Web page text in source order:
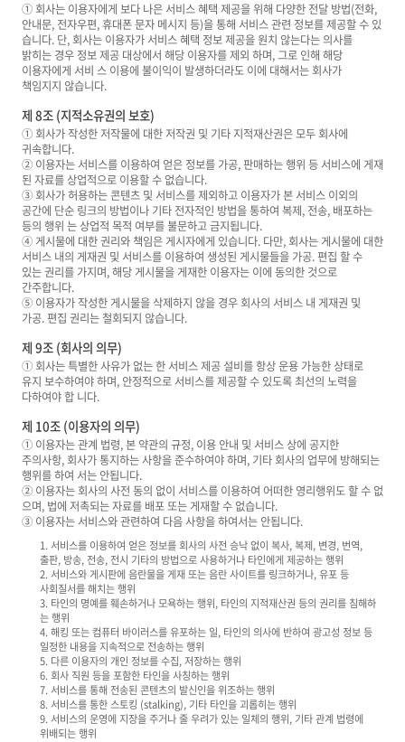
① 회사는 이용자에게 보다 나은 서비스 혜택 제공을 위해 다양한 전달 방법(전화,
안내문, 전자우편, 휴대폰 문자 메시지 등)을 통해 서비스 관련 정보를 제공할 수 있
습니다. 단, 회사는 이용자가 서비스 혜택 정보 제공을 원치 않는다는 의사를
밝히는 경우 정보 제공 대상에서 해당 이용자를 제외 하며, 그로 인해 해당
이용자에게 서비 스 이용에 불이익이 발생하더라도 이에 대해서는 회사가
책임지지 않습니다.
제 8조 (지적소유권의 보호)
① 회사가 작성한 저작물에 대한 저작권 및 기타 지적재산권은 모두 회사에
귀속합니다.
② 이용자는 서비스를 이용하여 얻은 정보를 가공, 판매하는 행위 등 서비스에 게재
된 자료를 상업적으로 이용할 수 없습니다.
③ 회사가 허용하는 콘텐츠 및 서비스를 제외하고 이용자가 본 서비스 이외의
공간에 단순 링크의 방법이나 기타 전자적인 방법을 통하여 복제, 전송, 배포하는
등의 행위 는 상업적 목적 여부를 불문하고 금지됩니다.
④ 게시물에 대한 권리와 책임은 게시자에게 있습니다. 다만, 회사는 게시물에 대한
서비스 내의 게재권 및 서비스를 이용하여 생성된 게시물들을 가공. 편집 할 수
있는 권리를 가지며, 해당 게시물을 게재한 이용자는 이에 동의한 것으로
간주합니다.
⑤ 이용자가 작성한 게시물을 삭제하지 않을 경우 회사의 서비스 내 게재권 및
가공. 편집 권리는 철회되지 않습니다.
제 9조 (회사의 의무)
① 회사는 특별한 사유가 없는 한 서비스 제공 설비를 항상 운용 가능한 상태로
유지 보수하여야 하며, 안정적으로 서비스를 제공할 수 있도록 최선의 노력을
다하여야 합 니다.
제 10조 (이용자의 의무)
① 이용자는 관계 법령, 본 약관의 규정, 이용 안내 및 서비스 상에 공지한
주의사항, 회사가 통지하는 사항을 준수하여야 하며, 기타 회사의 업무에 방해되는
행위를 하여 서는 안됩니다.
② 이용자는 회사의 사전 동의 없이 서비스를 이용하여 어떠한 영리행위도 할 수 없
으며, 법에 저촉되는 자료를 배포 또는 게재할 수 없습니다.
③ 이용자는 서비스와 관련하여 다음 사항을 하여서는 안됩니다.
1. 서비스를 이용하여 얻은 정보를 회사의 사전 승낙 없이 복사, 복제, 변경, 번역,
출판, 방송, 전송, 전시 기타의 방법으로 사용하거나 타인에게 제공하는 행위
2. 서비스와 게시판에 음란물을 게재 또는 음란 사이트를 링크하거나, 유포 등
사회질서를 해치는 행위
3. 타인의 명예를 훼손하거나 모욕하는 행위, 타인의 지적재산권 등의 권리를 침해하
는 행위
4. 해킹 또는 컴퓨터 바이러스를 유포하는 일, 타인의 의사에 반하여 광고성 정보 등
일정한 내용을 지속적으로 전송하는 행위
5. 다른 이용자의 개인 정보를 수집, 저장하는 행위
6. 회사 직원 등을 포함한 타인을 사칭하는 행위
7. 서비스를 통해 전송된 콘텐츠의 발신인을 위조하는 행위
8. 서비스를 통한 스토킹 (stalking), 기타 타인을 괴롭히는 행위
9. 서비스의 운영에 지장을 주거나 줄 우려가 있는 일체의 행위, 기타 관계 법령에
위배되는 행위